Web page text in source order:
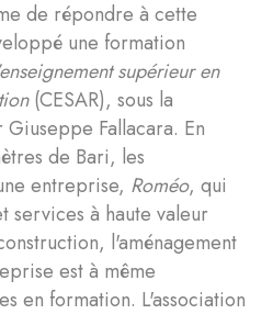
de répondre à cette
une formation
supérieur en
(CESAR), sous la
Fallacara. En
de Bari, les
entreprise, Roméo, qui
services à haute valeur
l'aménagement
est à même
en formation. L'association